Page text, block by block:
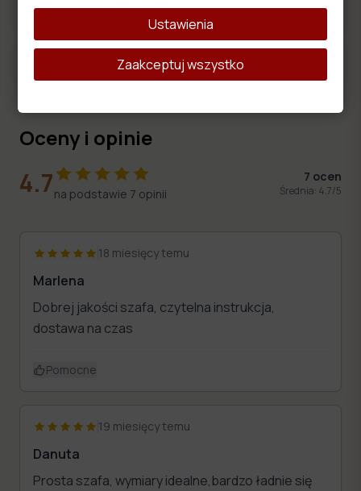
?
Wymiary produktu
Oceny i opinie
4.7na podstawie 7 opinii
7 ocen
Średnia: 4.7/5
18 miesięcy temu
Marlena
Dobrej jakości szafa, czytelna instrukcja,
dostawa na czas
Pomocne
19 miesięcy temu
Danuta
Prosta szafa, wymiary idealne,bardzo ładnie się
Ustawienia
Zaakceptuj wszystko